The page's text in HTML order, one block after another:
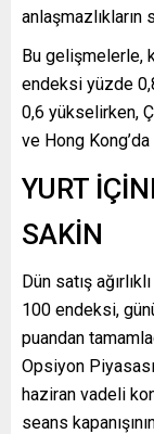
anlaşmazlıkların
Bu gelişmelerle,
endeksi yüzde
0,6 yükselirken,
ve Hong
YURT
SAKİN
Dün satış
100 endeksi,
puandan
Opsiyon
haziran vadeli
seans